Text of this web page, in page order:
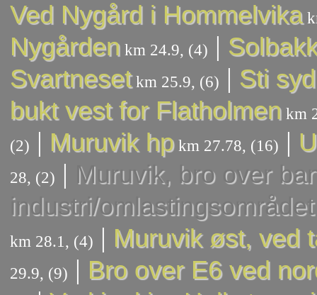
Ved Nygård i Hommelvika
Nygården km 24.9, (4) |
Svartnesetkm 25.9, (6) | Sti
bukt vest for Flatholmen km
(2) | Muruvik hpkm 27.78, (16) |
28, (2) | Muruvik, bro over
industri/omlastingsområdet
km 28.1, (4) | Muruvik øst, ved
29.9, (9) | Bro over E6 ved